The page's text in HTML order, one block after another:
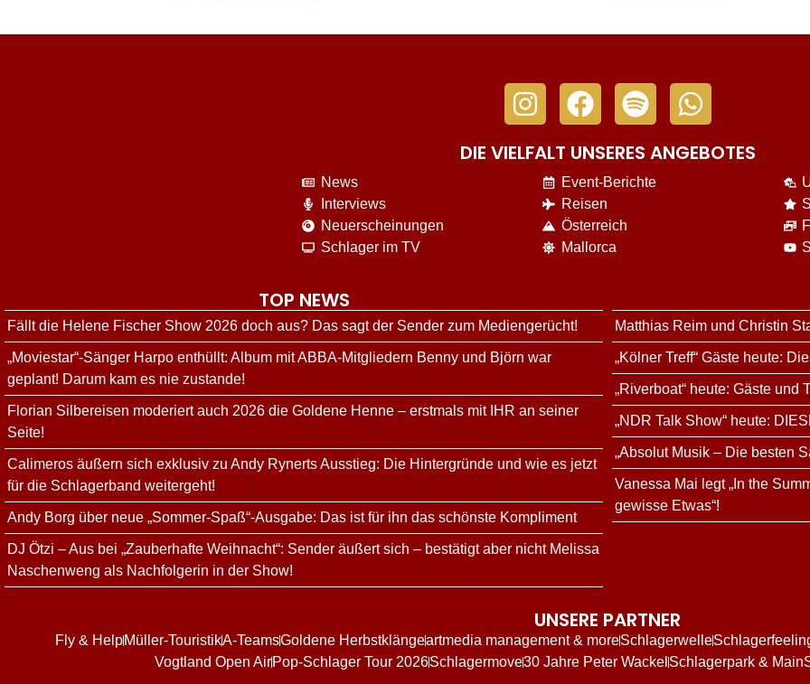
DIE VIELFALT UNSERES ANGEBOTES
News
Interviews
Neuerscheinungen
Schlager im TV
Event-Berichte
Reisen
Österreich
Mallorca
TOP NEWS
Fällt die Helene Fischer Show 2026 doch aus? Das sagt der Sender zum Mediengerücht!
„Moviestar“-Sänger Harpo enthüllt: Album mit ABBA-Mitgliedern Benny und Björn war
geplant! Darum kam es nie zustande!
Florian Silbereisen moderiert auch 2026 die Goldene Henne – erstmals mit IHR an seiner
Seite!
Calimeros äußern sich exklusiv zu Andy Rynerts Ausstieg: Die Hintergründe und wie es jetzt
für die Schlagerband weitergeht!
Andy Borg über neue „Sommer-Spaß“-Ausgabe: Das ist für ihn das schönste Kompliment
DJ Ötzi – Aus bei „Zauberhafte Weihnacht“: Sender äußert sich – bestätigt aber nicht Melissa
Naschenweng als Nachfolgerin in der Show!
Matthias Reim und Christin
„Kölner Treff“ Gäste heute:
„Riverboat“ heute: Gäste und
„NDR Talk Show“ heute:
„Absolut Musik – Die besten
Vanessa Mai legt „In the
gewisse Etwas“!
UNSERE PARTNER
Fly & HelpMüller-TouristikA-TeamsGoldene Herbstklängeartmedia management & moreSchlagerwelle
Vogtland Open AirPop-Schlager Tour 2026Schlagermove30 Jahre Peter Wackel Schlagerpark &